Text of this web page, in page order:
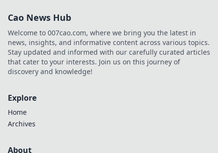
battlefield!
Cao News Hub
Welcome to 007cao.com, where we bring you the latest in
news, insights, and informative content across various topics.
Stay updated and informed with our carefully curated articles
that cater to your interests. Join us on this journey of
discovery and knowledge!
Explore
Home
Archives
About